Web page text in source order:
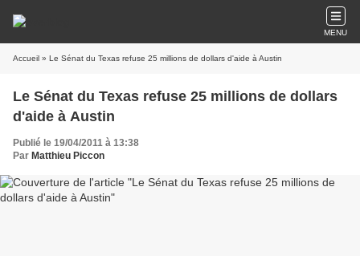
MENU
Accueil » Le Sénat du Texas refuse 25 millions de dollars d'aide à Austin
Le Sénat du Texas refuse 25 millions de dollars
d'aide à Austin
Publié le 19/04/2011 à 13:38
Par Matthieu Piccon